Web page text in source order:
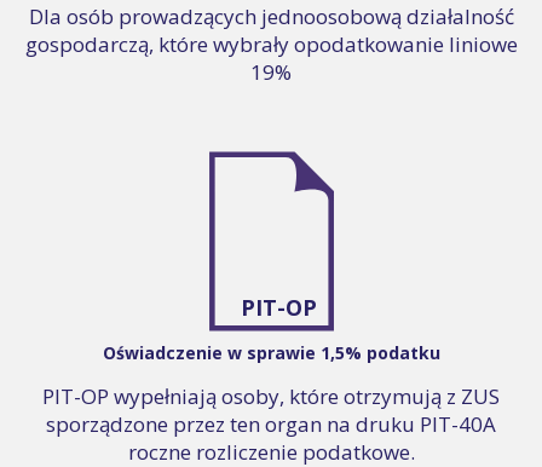
Dla osób prowadzących jednoosobową działalność
gospodarczą, które wybrały opodatkowanie liniowe
19%
PIT-OP
Oświadczenie w sprawie 1,5% podatku
PIT-OP wypełniają osoby, które otrzymują z ZUS
sporządzone przez ten organ na druku PIT-40A
roczne rozliczenie podatkowe.